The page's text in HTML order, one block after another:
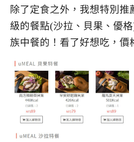
除了定食之外，我想特別推
級的餐點(沙拉、貝果、優
族中餐的！看了好想吃，價